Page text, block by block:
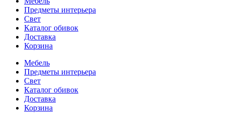
Предметы интерьера
Свет
Каталог обивок
Доставка
Корзина
Мебель
Предметы интерьера
Свет
Каталог обивок
Доставка
Корзина